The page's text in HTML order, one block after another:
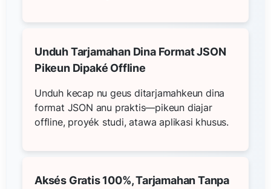
Unduh Tarjamahan Dina Format JSON
Pikeun Dipaké Offline
Unduh kecap nu geus ditarjamahkeun dina
format JSON anu praktis—pikeun diajar
offline, proyék studi, atawa aplikasi khusus.
Aksés Gratis 100%, Tarjamahan Tanpa